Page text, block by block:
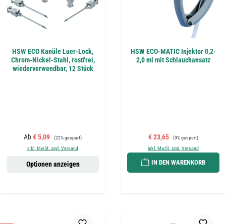
HSW ECO Kanüle Luer-Lock,
Chrom-Nickel-Stahl, rostfrei,
wiederverwendbar, 12 Stück
Verkaufspreis:
Ab€ 5,09 Regulärer Preis:
(22% gespart)
inkl. MwSt. zzgl. Versand
Optionen anzeigen
HSW ECO-MATIC Injektor 0,2-
2,0 ml mit Schlauchansatz
Verkaufspreis:
€ 23,65 Regulärer Preis:
(9% gespart)
inkl. MwSt. zzgl. Versand
IN DEN WARENKORB